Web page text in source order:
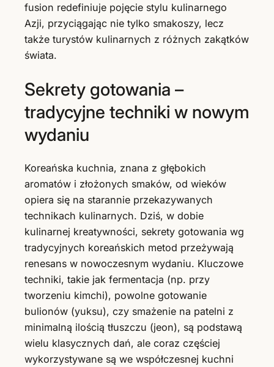
fusion redefiniuje pojęcie stylu kulinarnego
Azji, przyciągając nie tylko smakoszy, lecz
także turystów kulinarnych z różnych zakątków
świata.
Sekrety gotowania –
tradycyjne techniki w nowym
wydaniu
Koreańska kuchnia, znana z głębokich
aromatów i złożonych smaków, od wieków
opiera się na starannie przekazywanych
technikach kulinarnych. Dziś, w dobie
kulinarnej kreatywności, sekrety gotowania wg
tradycyjnych koreańskich metod przeżywają
renesans w nowoczesnym wydaniu. Kluczowe
techniki, takie jak fermentacja (np. przy
tworzeniu kimchi), powolne gotowanie
bulionów (yuksu), czy smażenie na patelni z
minimalną ilością tłuszczu (jeon), są podstawą
wielu klasycznych dań, ale coraz częściej
wykorzystywane są we współczesnej kuchni